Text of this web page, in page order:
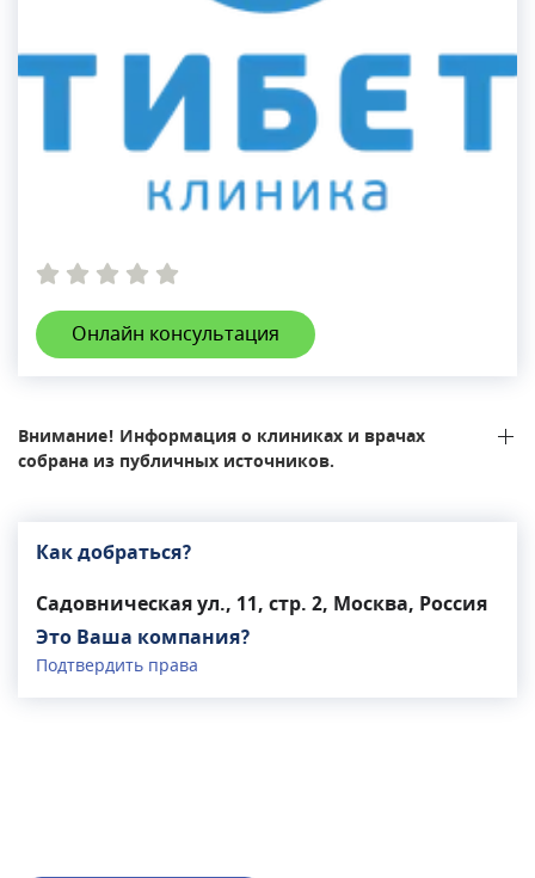
Онлайн консультация
Внимание! Информация о клиниках и врачах
собрана из публичных источников.
Как добраться?
Садовническая ул., 11, стр. 2, Москва, Россия
Это Ваша компания?
Подтвердить права